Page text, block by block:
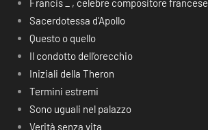
Francis _ , celebre compositore francese
Sacerdotessa d’Apollo
Questo o quello
Il condotto dell’orecchio
Iniziali della Theron
Termini estremi
Sono uguali nel palazzo
Verità senza vita